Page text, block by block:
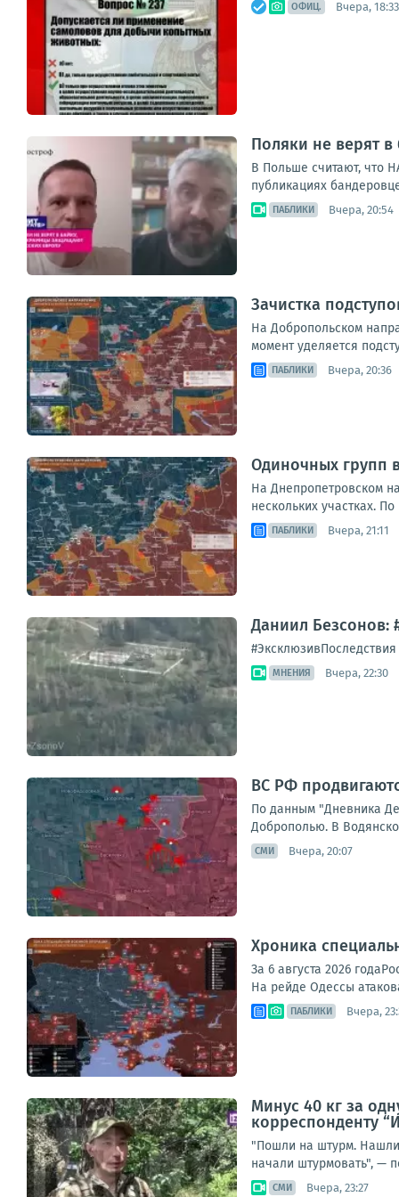
ОФИЦ. Вчера, 18:33
Поляки не верят
В Польше считают, что
публикациях
ПАБЛИКИ Вчера, 20:54
Зачистка
На Добропольском
момент уделяется
ПАБЛИКИ Вчера, 20:36
Одиночных групп
На Днепропетровском
нескольких участках.
ПАБЛИКИ Вчера, 21:11
Даниил Безсонов:
МНЕНИЯ Вчера, 22:30
ВС РФ
По данным "Дневника
Доброполью. В
СМИ Вчера, 20:07
Хроника
За 6 августа 2026
На рейде Одессы
ПАБЛИКИ Вчера,
Минус 40 кг за
корреспонденту
"Пошли на штурм. Нашли
начали штурмовать", —
СМИ Вчера, 23:27